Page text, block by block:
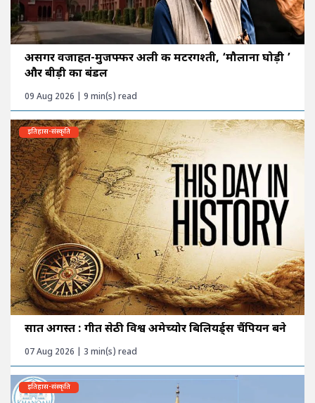
असगर वजाहत-मुजफ्फर अली की मटरगश्ती, ‘मौलाना घोड़ी ’
और बीड़ी का बंडल
09 Aug 2026 | 9 min(s) read
इतिहास-संस्कृति
सात अगस्त : गीत सेठी विश्व अमेच्योर बिलियर्ड्स चैंपियन बने
07 Aug 2026 | 3 min(s) read
इतिहास-संस्कृति